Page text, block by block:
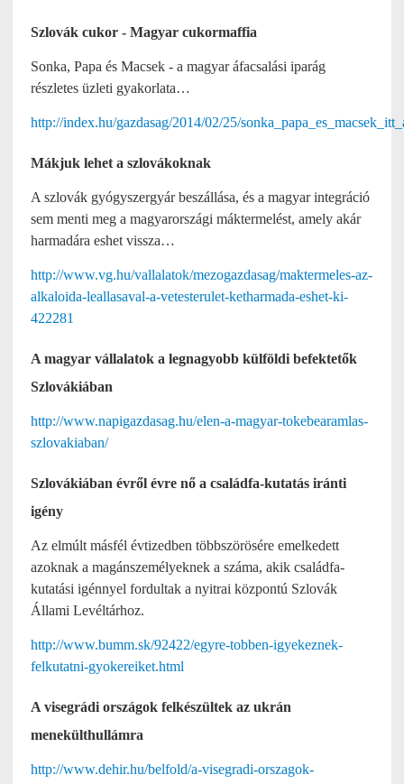
Szlovák cukor - Magyar cukormaffia
Sonka, Papa és Macsek - a magyar áfacsalási iparág
részletes üzleti gyakorlata…
http://index.hu/gazdasag/2014/02/25/
Mákjuk lehet a szlovákoknak
A szlovák gyógyszergyár beszállása, és a magyar integráció
sem menti meg a magyarországi máktermelést, amely akár
harmadára eshet vissza…
http://www.vg.hu/vallalatok/mezogazdasag/maktermeles-az-
alkaloida-leallasaval-a-vetesterulet-ketharmada-eshet-ki-
422281
A magyar vállalatok a legnagyobb külföldi befektetők
Szlovákiában
http://www.napigazdasag.hu/elen-a-magyar-tokebearamlas-
szlovakiaban/
Szlovákiában évről évre nő a családfa-kutatás iránti
igény
Az elmúlt másfél évtizedben többszörösére emelkedett
azoknak a magánszemélyeknek a száma, akik családfa-
kutatási igénnyel fordultak a nyitrai központú Szlovák
Állami Levéltárhoz.
http://www.bumm.sk/92422/egyre-tobben-igyekeznek-
felkutatni-gyokereiket.html
A visegrádi országok felkészültek az ukrán
menekülthullámra
http://www.dehir.hu/belfold/a-visegradi-orszagok-